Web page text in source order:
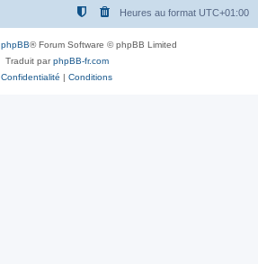
Heures au format UTC+01:00
phpBB® Forum Software © phpBB Limited
Traduit parphpBB-fr.com
Confidentialité | Conditions